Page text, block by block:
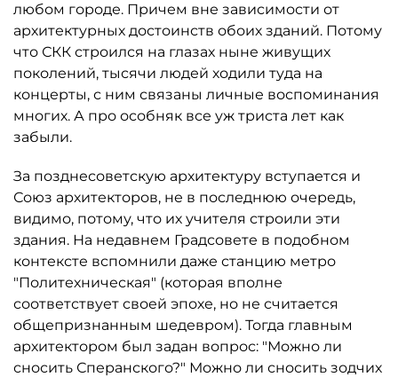
любом городе. Причем вне зависимости от
архитектурных достоинств обоих зданий. Потому
что СКК строился на глазах ныне живущих
поколений, тысячи людей ходили туда на
концерты, с ним связаны личные воспоминания
многих. А про особняк все уж триста лет как
забыли.
За позднесоветскую архитектуру вступается и
Союз архитекторов, не в последнюю очередь,
видимо, потому, что их учителя строили эти
здания. На недавнем Градсовете в подобном
контексте вспомнили даже станцию метро
"Политехническая" (которая вполне
соответствует своей эпохе, но не считается
общепризнанным шедевром). Тогда главным
архитектором был задан вопрос: "Можно ли
сносить Сперанского?" Можно ли сносить зодчих